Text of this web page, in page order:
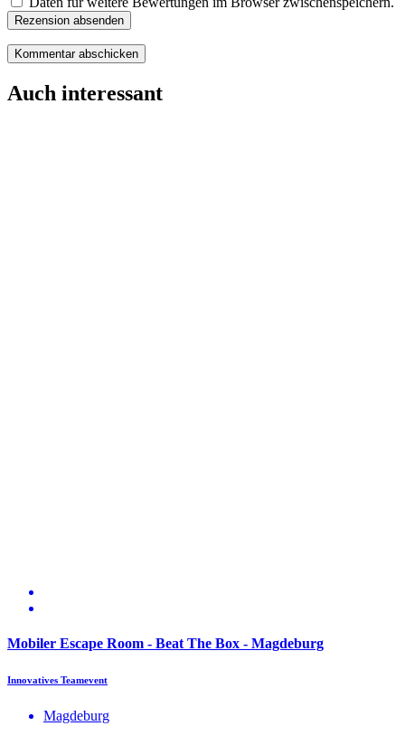
Rezension absenden
Auch interessant
Mobiler Escape Room - Beat The Box - Magdeburg
Innovatives Teamevent
Magdeburg